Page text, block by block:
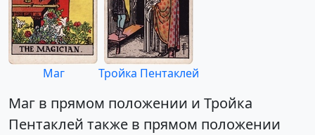
Маг Тройка Пентаклей
Маг в прямом положении и Тройка
Пентаклей также в прямом положении